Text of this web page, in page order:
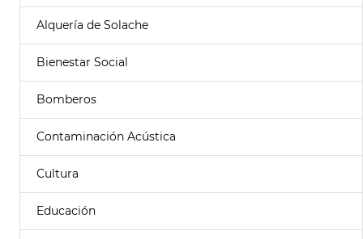
Alquería de Solache
Bienestar Social
Bomberos
Contaminación Acústica
Cultura
Educación